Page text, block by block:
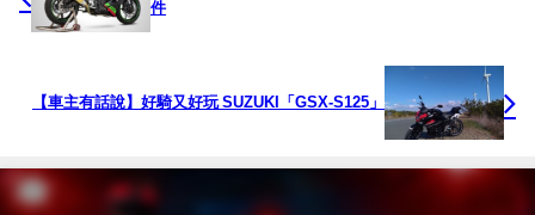
件
【車主有話說】好騎又好玩 SUZUKI「GSX-S125」